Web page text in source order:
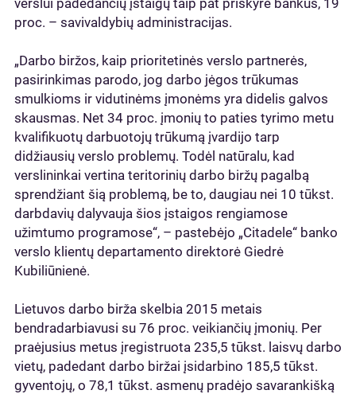
verslui padedančių įstaigų taip pat priskyrė bankus, 19
proc. – savivaldybių administracijas.
„Darbo biržos, kaip prioritetinės verslo partnerės,
pasirinkimas parodo, jog darbo jėgos trūkumas
smulkioms ir vidutinėms įmonėms yra didelis galvos
skausmas. Net 34 proc. įmonių to paties tyrimo metu
kvalifikuotų darbuotojų trūkumą įvardijo tarp
didžiausių verslo problemų. Todėl natūralu, kad
verslininkai vertina teritorinių darbo biržų pagalbą
sprendžiant šią problemą, be to, daugiau nei 10 tūkst.
darbdavių dalyvauja šios įstaigos rengiamose
užimtumo programose“, – pastebėjo „Citadele“ banko
verslo klientų departamento direktorė Giedrė
Kubiliūnienė.
Lietuvos darbo birža skelbia 2015 metais
bendradarbiavusi su 76 proc. veikiančių įmonių. Per
praėjusius metus įregistruota 235,5 tūkst. laisvų darbo
vietų, padedant darbo biržai įsidarbino 185,5 tūkst.
gyventojų, o 78,1 tūkst. asmenų pradėjo savarankišką